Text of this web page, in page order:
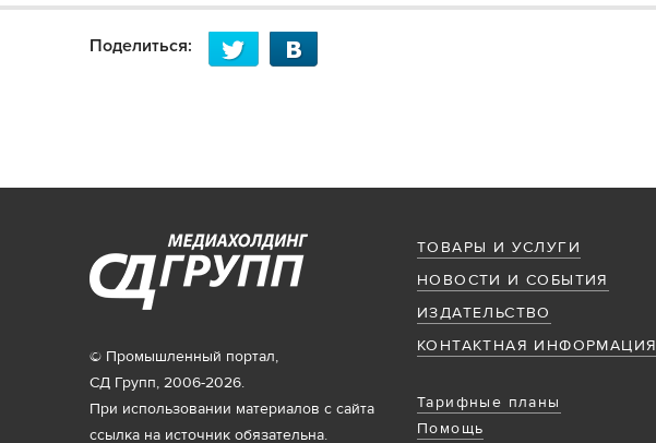
Поделиться:
ТОВАРЫ И УСЛУГИ
НОВОСТИ И СОБЫТИЯ
ИЗДАТЕЛЬСТВО
КОНТАКТНАЯ ИНФОРМАЦИЯ
Тарифные планы
Помощь
© Промышленный портал,
СД Групп, 2006-2026.
При использовании материалов с сайта
ссылка на источник обязательна.